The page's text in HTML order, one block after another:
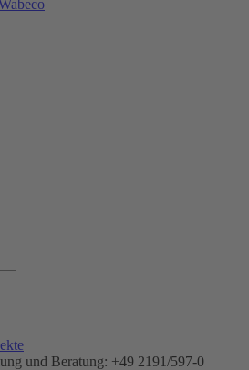
und Beratung: +49 2191/597-0